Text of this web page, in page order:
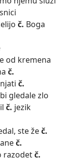
č. Boga
od kremena
č.
č.
gledale zlo
č. jezik
ste žeč.
č.
razodetč.